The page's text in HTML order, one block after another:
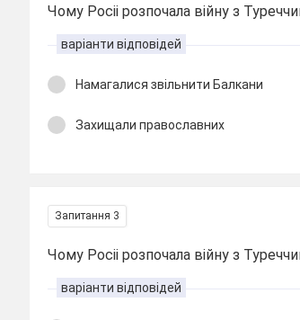
Чому Росіі розпочала війну з
варіанти відповідей
Намагалися звільнити Балкани
Захищали православних
Запитання 3
Чому Росіі розпочала війну з
варіанти відповідей